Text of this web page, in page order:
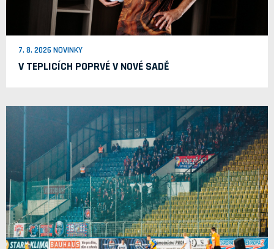
7. 8. 2026 NOVINKY
V TEPLICÍCH POPRVÉ V NOVÉ SADĚ